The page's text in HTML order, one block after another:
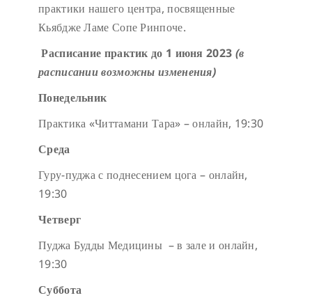
практики нашего центра, посвященные
Кьябдже Ламе Сопе Ринпоче.
Расписание практик до 1 июня 2023 (в
расписании возможны изменения)
Понедельник
Практика «Читтамани Тара» – онлайн, 19:30
Среда
Гуру-пуджа с поднесением цога – онлайн,
19:30
Четверг
Пуджа Будды Медицины – в зале и онлайн,
19:30
Суббота